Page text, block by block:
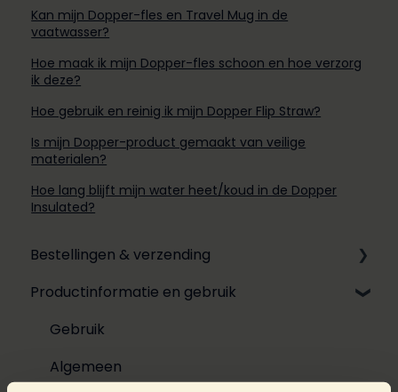
Kan mijn Dopper-fles en Travel Mug in de
vaatwasser?
Hoe maak ik mijn Dopper-fles schoon en hoe verzorg
ik deze?
Hoe gebruik en reinig ik mijn Dopper Flip Straw?
Is mijn Dopper-product gemaakt van veilige
materialen?
Hoe lang blijft mijn water heet/koud in de Dopper
Insulated?
Bestellingen & verzending
Online bestellen
Personalisatie
Bezorging
Productinformatie en gebruik
Gebruik
Algemeen